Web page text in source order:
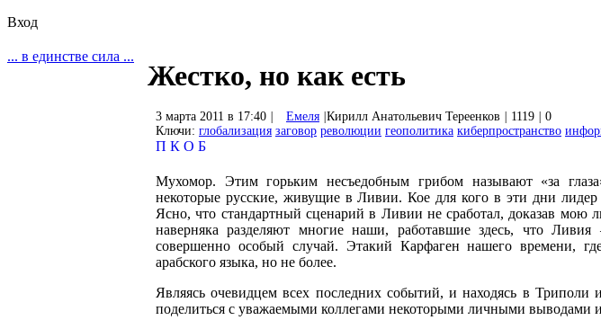
Вход
... в единстве сила ...
Жестко, но как есть
3 марта 2011 в 17:40 Емеля Кирилл Анатольевич Тереенков 1119
0
Ключи: глобализация заговор революции геополитика киберпространство
П К О Б
Мухомор. Этим горьким несъедобным грибом называют «за
некоторые русские, живущие в Ливии. Кое для кого в эти дни
Ясно, что стандартный сценарий в Ливии не сработал, доказав мою
наверняка разделяют многие наши, работавшие здесь, что Ливия
совершенно особый случай. Этакий Карфаген нашего времени,
арабского языка, но не более.
Являясь очевидцем всех последних событий, и находясь в Триполи
поделиться с уважаемыми коллегами некоторыми личными выводами